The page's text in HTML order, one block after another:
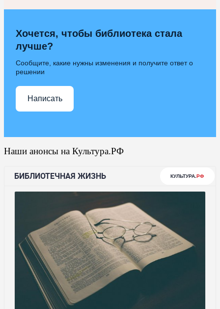
Хочется, чтобы библиотека стала
лучше?
Сообщите, какие нужны изменения и получите ответ о
решении
Написать
Наши анонсы на Культура.РФ